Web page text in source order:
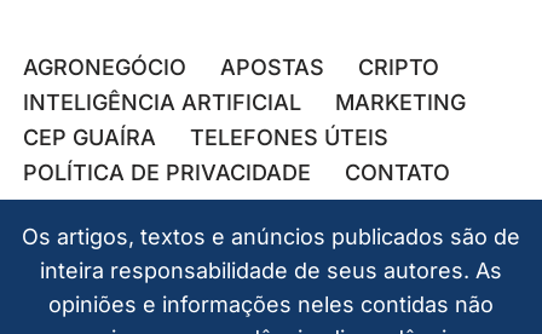
AGRONEGÓCIO APOSTAS
CRIPTO
INTELIGÊNCIA ARTIFICIAL
MARKETING
CEP GUAÍRA
TELEFONES ÚTEIS
POLÍTICA DE PRIVACIDADE
CONTATO
Os artigos, textos e anúncios publicados são de
inteira responsabilidade de seus autores. As
opiniões e informações neles contidas não